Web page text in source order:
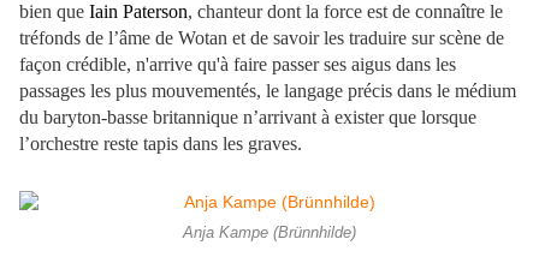
bien que Iain Paterson, chanteur dont la force est de connaître le
tréfonds de l’âme de Wotan et de savoir les traduire sur scène de
façon crédible, n'arrive qu'à faire passer ses aigus dans les
passages les plus mouvementés, le langage précis dans le médium
du baryton-basse britannique n’arrivant à exister que lorsque
l’orchestre reste tapis dans les graves.
Anja Kampe (Brünnhilde)